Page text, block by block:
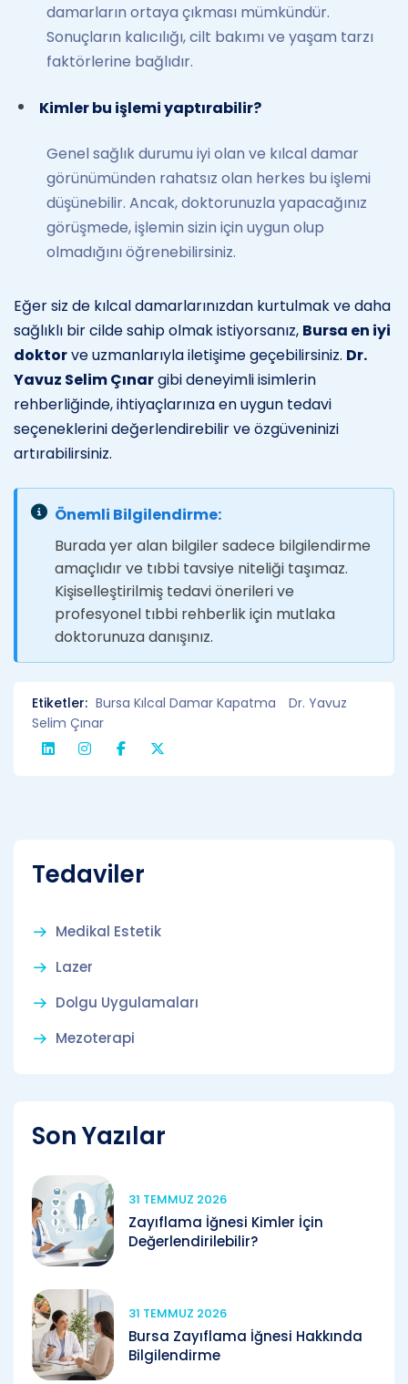
damarların ortaya çıkması mümkündür.
Sonuçların kalıcılığı, cilt bakımı ve yaşam tarzı
faktörlerine bağlıdır.
Kimler bu işlemi yaptırabilir?
Genel sağlık durumu iyi olan ve kılcal damar
görünümünden rahatsız olan herkes bu işlemi
düşünebilir. Ancak, doktorunuzla yapacağınız
görüşmede, işlemin sizin için uygun olup
olmadığını öğrenebilirsiniz.
Eğer siz de kılcal damarlarınızdan kurtulmak ve daha
sağlıklı bir cilde sahip olmak istiyorsanız, Bursa en iyi
doktorve uzmanlarıyla iletişime geçebilirsiniz. Dr.
Yavuz Selim Çınargibi deneyimli isimlerin
rehberliğinde, ihtiyaçlarınıza en uygun tedavi
seçeneklerini değerlendirebilir ve özgüveninizi
artırabilirsiniz.
Önemli Bilgilendirme:
Burada yer alan bilgiler sadece bilgilendirme
amaçlıdır ve tıbbi tavsiye niteliği taşımaz.
Kişiselleştirilmiş tedavi önerileri ve
profesyonel tıbbi rehberlik için mutlaka
doktorunuza danışınız.
Etiketler: Bursa Kılcal Damar Kapatma
Dr. Yavuz
Selim Çınar
Tedaviler
Medikal Estetik
Lazer
Dolgu Uygulamaları
Mezoterapi
Son Yazılar
31 TEMMUZ 2026
Zayıflama İğnesi Kimler İçin
Değerlendirilebilir?
31 TEMMUZ 2026
Bursa Zayıflama İğnesi Hakkında
Bilgilendirme